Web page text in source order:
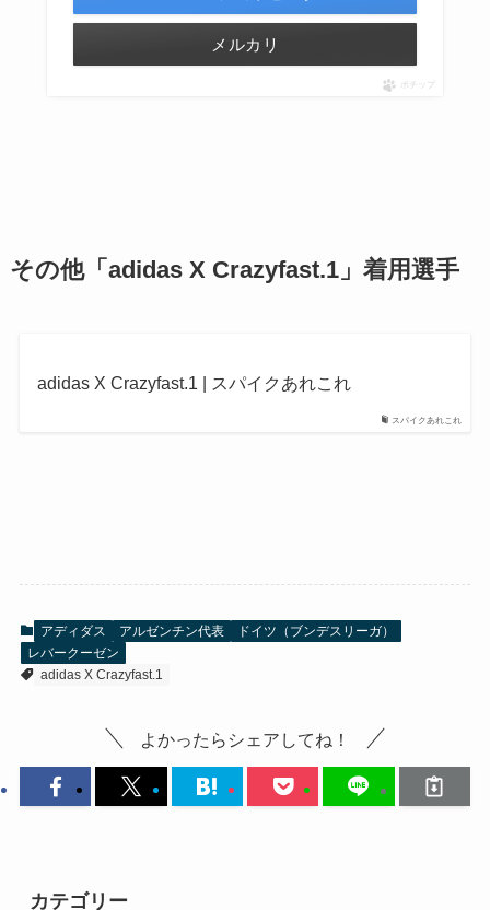
メルカリ
ポチップ
その他「adidas X Crazyfast.1」着用選手
スパイクあれこれ
adidas X Crazyfast.1 | スパイクあれこれ
アディダス アルゼンチン代表
ドイツ（ブンデスリーガ）
レバークーゼン
adidas X Crazyfast.1
よかったらシェアしてね！
カテゴリー